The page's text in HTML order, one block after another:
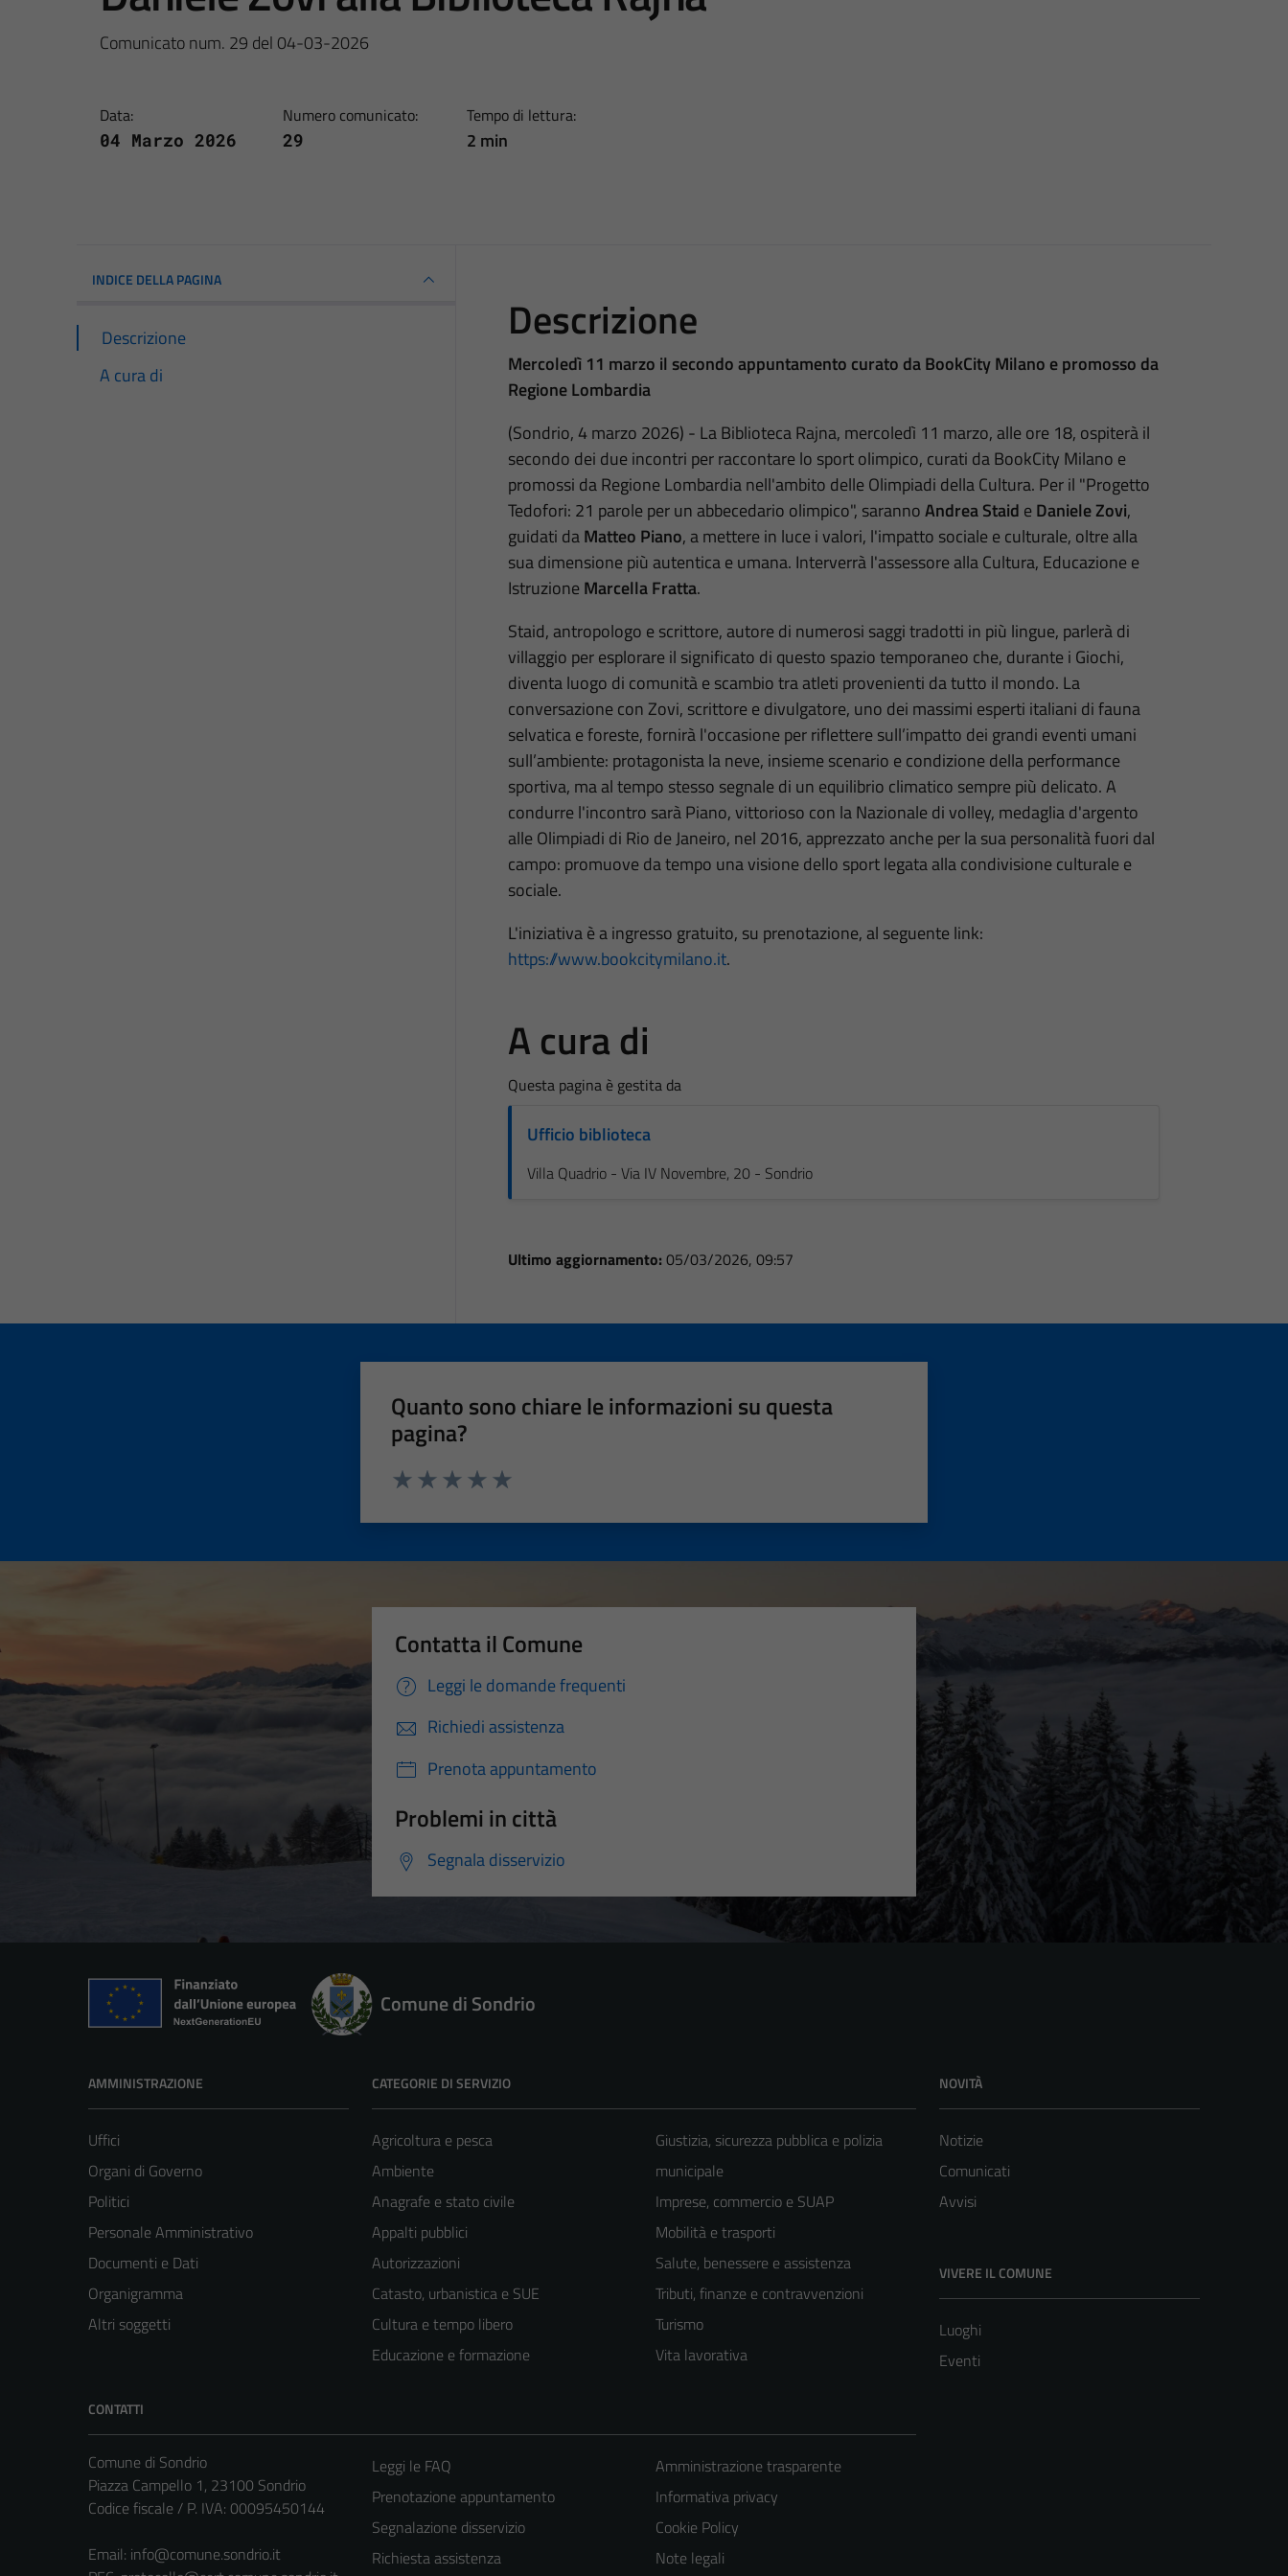
Comunicato num. 29 del 04-03-2026
Data:
04 Marzo 2026
Numero comunicato:
29
Tempo di lettura:
2 min
INDICE DELLA PAGINA
Descrizione
A cura di
Descrizione
Mercoledì 11 marzo il secondo appuntamento curato da BookCity Milano e promosso da
Regione Lombardia
(Sondrio, 4 marzo 2026) - La Biblioteca Rajna, mercoledì 11 marzo, alle ore 18, ospiterà il
secondo dei due incontri per raccontare lo sport olimpico, curati da BookCity Milano e
promossi da Regione Lombardia nell'ambito delle Olimpiadi della Cultura. Per il "Progetto
Tedofori: 21 parole per un abbecedario olimpico", sarannoAndrea Staid e Daniele Zovi,
guidati daMatteo Piano, a mettere in luce i valori, l'impatto sociale e culturale, oltre alla
sua dimensione più autentica e umana. Interverrà l'assessore alla Cultura, Educazione e
Istruzione Marcella Fratta.
Staid, antropologo e scrittore, autore di numerosi saggi tradotti in più lingue, parlerà di
villaggio per esplorare il significato di questo spazio temporaneo che, durante i Giochi,
diventa luogo di comunità e scambio tra atleti provenienti da tutto il mondo. La
conversazione con Zovi, scrittore e divulgatore, uno dei massimi esperti italiani di fauna
selvatica e foreste, fornirà l'occasione per riflettere sull’impatto dei grandi eventi umani
sull’ambiente: protagonista la neve, insieme scenario e condizione della performance
sportiva, ma al tempo stesso segnale di un equilibrio climatico sempre più delicato. A
condurre l'incontro sarà Piano, vittorioso con la Nazionale di volley, medaglia d'argento
alle Olimpiadi di Rio de Janeiro, nel 2016, apprezzato anche per la sua personalità fuori dal
campo: promuove da tempo una visione dello sport legata alla condivisione culturale e
sociale.
L'iniziativa è a ingresso gratuito, su prenotazione, al seguente link:
https://www.bookcitymilano.it.
A cura di
Questa pagina è gestita da
Ufficio biblioteca
Villa Quadrio - Via IV Novembre, 20 - Sondrio
Ultimo aggiornamento: 05/03/2026, 09:57
Quanto sono chiare le informazioni su questa
pagina?
Contatta il Comune
Leggi le domande frequenti
Richiedi assistenza
Prenota appuntamento
Problemi in città
Segnala disservizio
Comune di Sondrio
AMMINISTRAZIONE
Uffici
Organi di Governo
Politici
Personale Amministrativo
Documenti e Dati
Organigramma
Altri soggetti
CATEGORIE DI SERVIZIO
Agricoltura e pesca
Ambiente
Anagrafe e stato civile
Appalti pubblici
Autorizzazioni
Catasto, urbanistica e SUE
Cultura e tempo libero
Educazione e formazione
Giustizia, sicurezza pubblica e polizia
municipale
Imprese, commercio e SUAP
Mobilità e trasporti
Salute, benessere e assistenza
Tributi, finanze e contravvenzioni
Turismo
Vita lavorativa
NOVITÀ
Notizie
Comunicati
Avvisi
VIVERE IL COMUNE
Luoghi
Eventi
CONTATTI
Comune di Sondrio
Piazza Campello 1, 23100 Sondrio
Codice fiscale / P. IVA: 00095450144
Email: info@comune.sondrio.it
Leggi le FAQ
Prenotazione appuntamento
Segnalazione disservizio
Richiesta assistenza
Amministrazione trasparente
Informativa privacy
Cookie Policy
Note legali